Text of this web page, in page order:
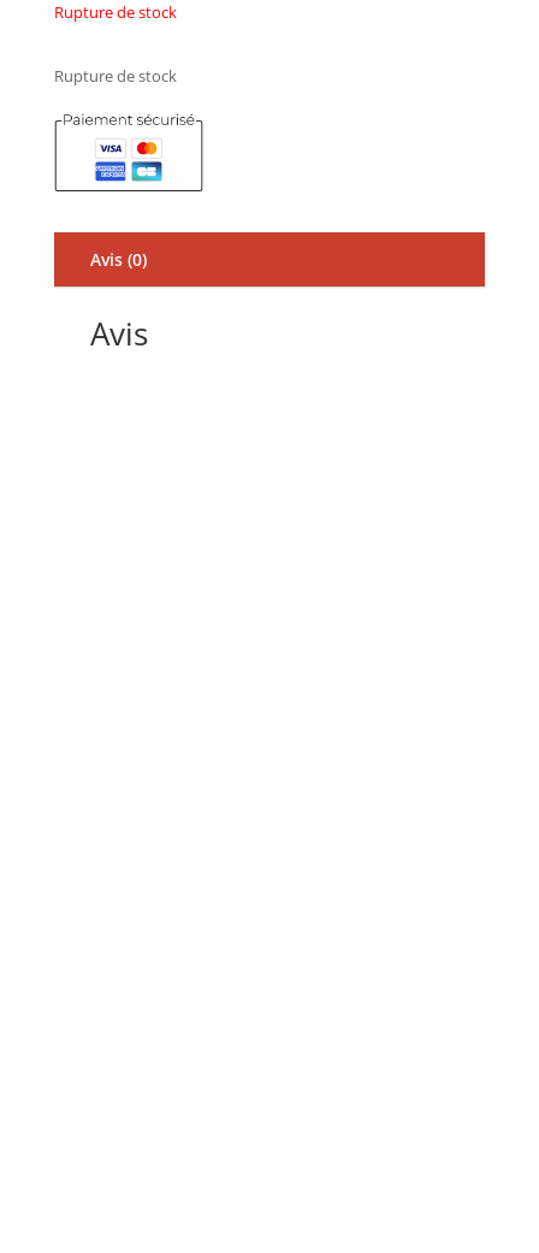
Rupture de stock
Rupture de stock
Avis (0)
Avis